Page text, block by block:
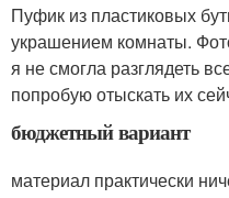
Пуфик из пластиковых
украшением комнаты.
я не смогла разглядеть
попробую отыскать их
бюджетный вариант
материал практически